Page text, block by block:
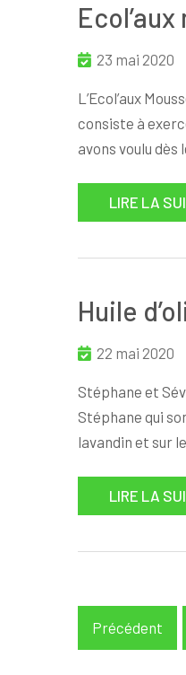
23 mai 2020
L’Ecol’aux
consiste à
avons voulu
LIRE LA
Huile
22 mai 2020
Stéphane et
Stéphane qui
lavandin et sur
LIRE LA
Navigation
des
Précédent